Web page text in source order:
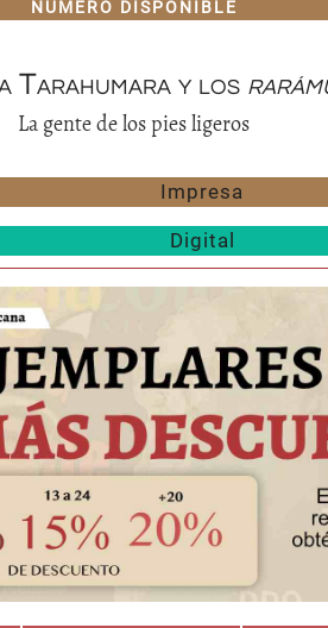
NÚMERO DISPONIBLE
Tarahumara y los
La gente de los pies ligeros
Impresa
Digital